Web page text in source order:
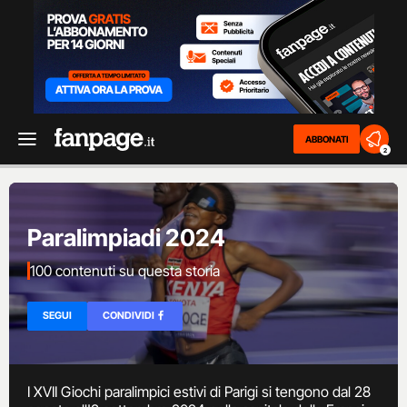
ABBONATI
2
Paralimpiadi 2024
100 contenuti su questa storia
SEGUI CONDIVIDI
I XVII Giochi paralimpici estivi di Parigi si tengono dal 28